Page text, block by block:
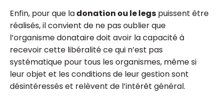
Enfin, pour que ladonation ou le legs puissent être
réalisés, il convient de ne pas oublier que
l’organisme donataire doit avoir la capacité à
recevoir cette libéralité ce qui n’est pas
systématique pour tous les organismes, même si
leur objet et les conditions de leur gestion sont
désintéressés et relèvent de l’intérêt général.